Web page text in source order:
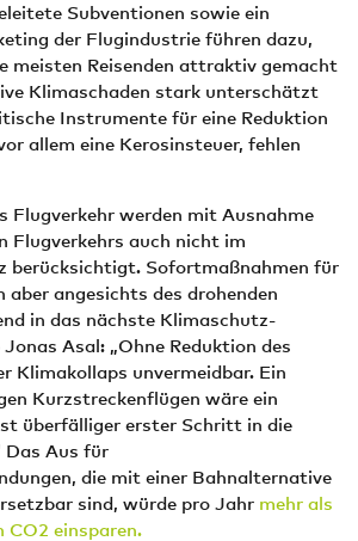
Subventionen sowie ein
der Flugindustrie führen dazu,
meisten Reisenden attraktiv gemacht
Klimaschaden stark unterschätzt
Instrumente für eine Reduktion
allem eine Kerosinsteuer, fehlen
Flugverkehr werden mit Ausnahme
Flugverkehrs auch nicht im
berücksichtigt. Sofortmaßnahmen für
aber angesichts des drohenden
in das nächste Klimaschutz-
Asal: „Ohne Reduktion des
Klimakollaps unvermeidbar. Ein
Kurzstreckenflügen wäre ein
überfälliger erster Schritt in die
Das Aus für
die mit einer Bahnalternative
sind, würde pro Jahr mehr als
CO2 einsparen.